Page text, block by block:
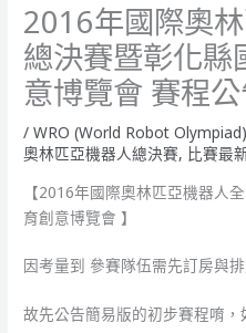
2016年國際奧
總決賽暨彰化縣
意博覽會 賽程
/WRO (World Robot Olympiad)
奧林匹亞機器人總決賽, 比賽最
【2016年國際奧林匹亞機器人
育創意博覽會 】
因考量到 參賽隊伍需先訂房與
故先公告簡易版的初步賽程唷，